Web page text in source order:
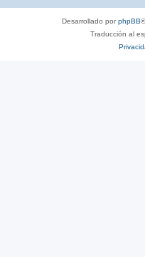
Desarrollado porphpBB
Traducción al